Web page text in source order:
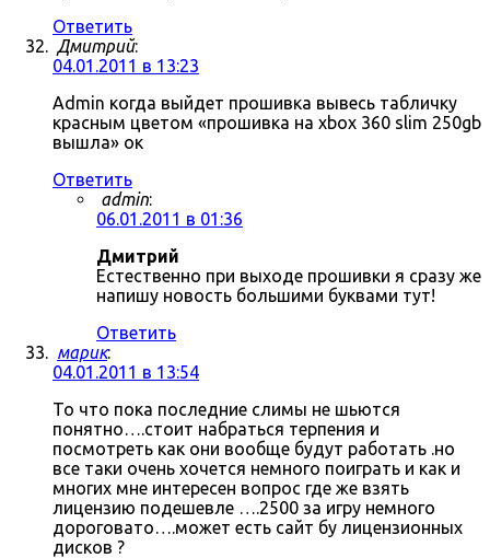
Ответить
Дмитрий:
04.01.2011 в 13:23
Admin когда выйдет прошивка вывесь табличку
красным цветом «прошивка на xbox 360 slim 250gb
вышла» ок
Ответить
admin:
06.01.2011 в 01:36
Дмитрий
Естественно при выходе прошивки я сразу же
напишу новость большими буквами тут!
Ответить
марик:
04.01.2011 в 13:54
То что пока последние слимы не шьются
понятно….стоит набраться терпения и
посмотреть как они вообще будут работать .но
все таки очень хочется немного поиграть и как и
многих мне интересен вопрос где же взять
лицензию подешевле ….2500 за игру немного
дороговато….может есть сайт бу лицензионных
дисков ?